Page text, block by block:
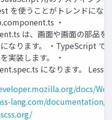
を使うことがトレンドにな
・
は、画面や画面の部品を
なります。 ・TypeScript で
実装します。 ・
になります。 Less
docs/
lang.com/documentation/